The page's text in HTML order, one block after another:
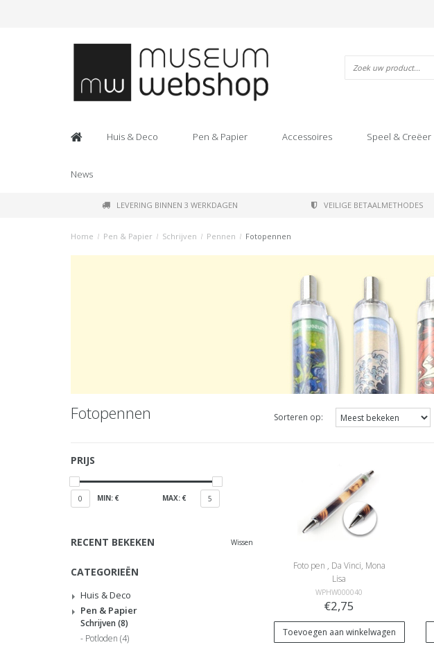
Huis & Deco Pen & Papier Accessoires Speel & Creëer
News
LEVERING BINNEN 3 WERKDAGEN VEILIGE BETAALMETHODES
Home / Pen & Papier / Schrijven / Pennen / Fotopennen
Fotopennen Sorteren op:
PRIJS
0 MIN: € MAX: € 5
RECENT BEKEKEN Wissen
CATEGORIEËN
Huis & Deco
Pen & Papier
Schrijven (8)
Potloden (4)
Foto pen , Da Vinci, Mona
Lisa
WPHW000040
€2,75
Toevoegen aan winkelwagen